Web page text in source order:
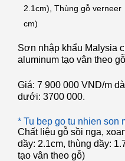
2.1cm), Thùng gỗ
cm)
Sơn nhập khẩu Malysia
aluminum tạo vân theo
Giá: 7 900 000 VND/m
dưới: 3700 000.
* Tu bep go tu nhien son
Chất liệu gỗ sồi nga,
dầy: 2.1cm, thùng dầy:
tạo vân theo gỗ)